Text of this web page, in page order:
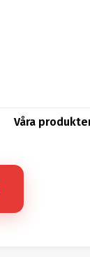
Våra